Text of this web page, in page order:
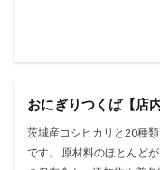
おにぎりつくば【店
茨城産コシヒカリと20種
です。 原材料のほとんど